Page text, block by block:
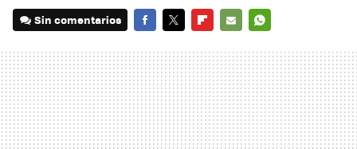
Sin comentarios
MAIL